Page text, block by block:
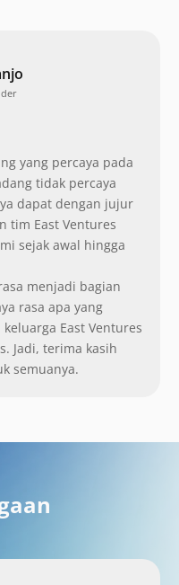
yang percaya pada
tidak percaya
dapat dengan jujur
tim East Ventures
sejak awal hingga
menjadi bagian
rasa apa yang
East Ventures
Jadi, terima kasih
semuanya.